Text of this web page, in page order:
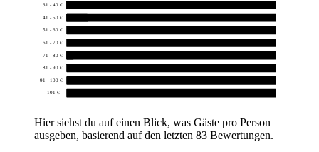
31 - 40 €
41 - 50 €
51 - 60 €
61 - 70 €
71 - 80 €
81 - 90 €
91 - 100 €
101 € -
Hier siehst du auf einen Blick, was Gäste pro Person
ausgeben, basierend auf den letzten 83 Bewertungen.